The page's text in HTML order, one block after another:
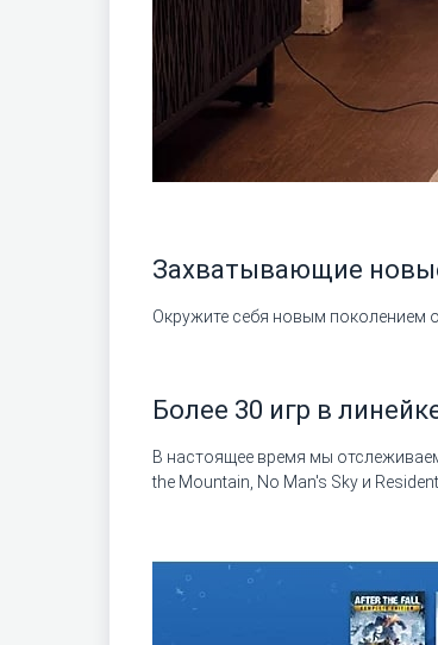
Захватывающие
Окружите себя новым поколением
Более 30 игр в
В настоящее время мы
the Mountain, No Man's Sky и Resident